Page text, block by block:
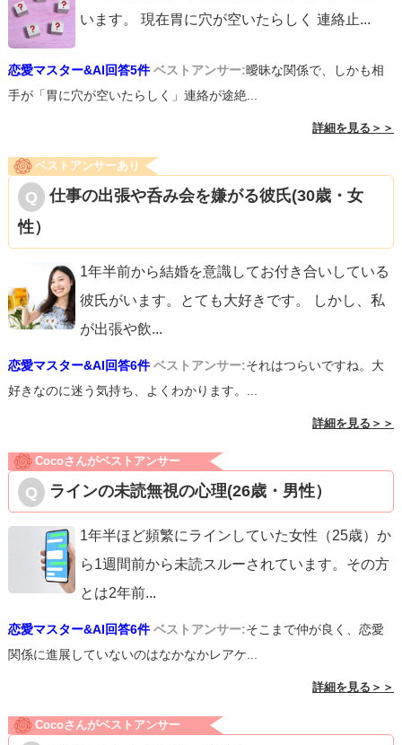
います。 現在胃に穴が空いたらしく 連絡止...
恋愛マスター&AI回答5件 ベストアンサー:曖昧な関係で、しかも相
手が「胃に穴が空いたらしく」連絡が途絶...
詳細を見る＞＞
ベストアンサーあり
仕事の出張や呑み会を嫌がる彼氏(30歳・女
性）
1年半前から結婚を意識してお付き合いしている
彼氏がいます。とても大好きです。 しかし、私
が出張や飲...
恋愛マスター&AI回答6件 ベストアンサー:それはつらいですね。大
好きなのに迷う気持ち、よくわかります。...
詳細を見る＞＞
Cocoさんがベストアンサー
ラインの未読無視の心理(26歳・男性）
1年半ほど頻繁にラインしていた女性（25歳）か
ら1週間前から未読スルーされています。その方
とは2年前...
恋愛マスター&AI回答6件 ベストアンサー:そこまで仲が良く、恋愛
関係に進展していないのはなかなかレアケ...
詳細を見る＞＞
Cocoさんがベストアンサー